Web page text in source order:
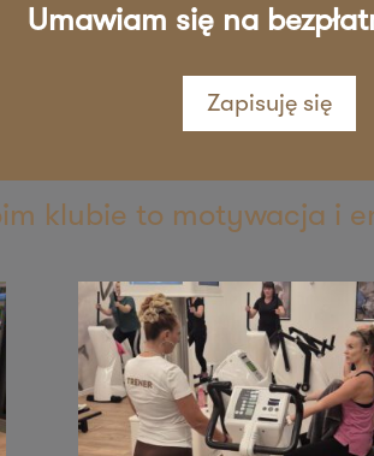
mnie
Umawiam się na
Zapisuję się
klubie to motywacja i